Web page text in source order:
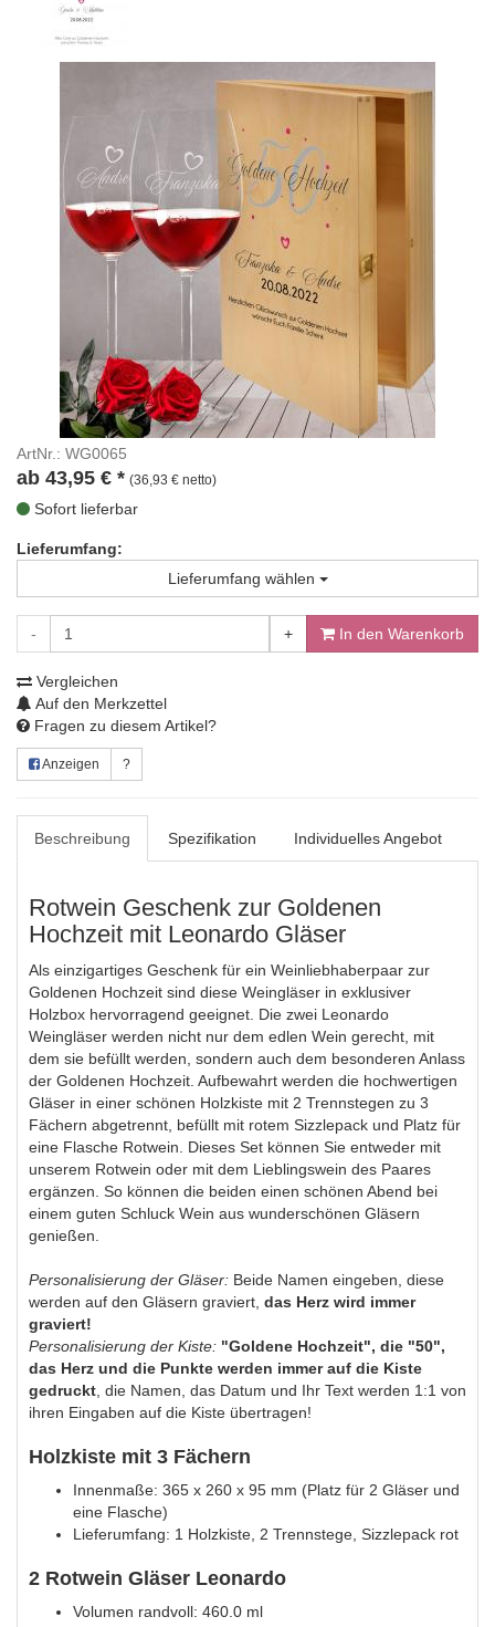
ArtNr.: WG0065
ab 43,95 € * (36,93 € netto)
Sofort lieferbar
Lieferumfang:
Lieferumfang wählen
- + In den Warenkorb
Vergleichen
Auf den Merkzettel
Fragen zu diesem Artikel?
Anzeigen ?
Beschreibung Spezifikation Individuelles Angebot
Rotwein Geschenk zur Goldenen
Hochzeit mit Leonardo Gläser
Als einzigartiges Geschenk für ein Weinliebhaberpaar zur
Goldenen Hochzeit sind diese Weingläser in exklusiver
Holzbox hervorragend geeignet. Die zwei Leonardo
Weingläser werden nicht nur dem edlen Wein gerecht, mit
dem sie befüllt werden, sondern auch dem besonderen Anlass
der Goldenen Hochzeit. Aufbewahrt werden die hochwertigen
Gläser in einer schönen Holzkiste mit 2 Trennstegen zu 3
Fächern abgetrennt, befüllt mit rotem Sizzlepack und Platz für
eine Flasche Rotwein. Dieses Set können Sie entweder mit
unserem Rotwein oder mit dem Lieblingswein des Paares
ergänzen. So können die beiden einen schönen Abend bei
einem guten Schluck Wein aus wunderschönen Gläsern
genießen.
Personalisierung der Gläser: Beide Namen eingeben, diese
werden auf den Gläsern graviert, das Herz wird immer
graviert!
Personalisierung der Kiste: "Goldene Hochzeit", die "50",
das Herz und die Punkte werden immer auf die Kiste
gedruckt , die Namen, das Datum und Ihr Text werden 1:1 von
ihren Eingaben auf die Kiste übertragen!
Holzkiste mit 3 Fächern
Innenmaße: 365 x 260 x 95 mm (Platz für 2 Gläser und
eine Flasche)
Lieferumfang: 1 Holzkiste, 2 Trennstege, Sizzlepack rot
2 Rotwein Gläser Leonardo
Volumen randvoll: 460.0 ml